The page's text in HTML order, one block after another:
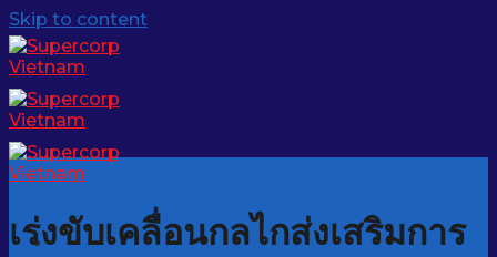
Skip to content
ข่าวสาร
เร่งขับเคลื่อนกลไกส่งเสริมการ